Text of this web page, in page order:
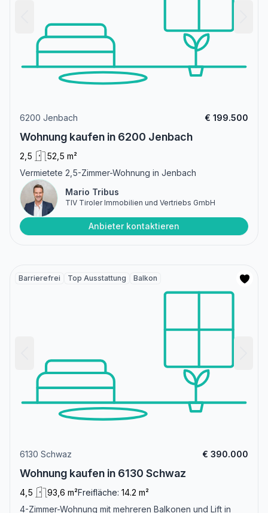
6200 Jenbach € 199.500
Wohnung kaufen in 6200 Jenbach
2,5
52,5 m²
Vermietete 2,5-Zimmer-Wohnung in Jenbach
Mario Tribus
TIV Tiroler Immobilien und Vertriebs GmbH
Anbieter kontaktieren
Barrierefrei Top Ausstattung Balkon
6130 Schwaz € 390.000
Wohnung kaufen in 6130 Schwaz
4,5 93,6 m²Freifläche: 14.2 m²
4-Zimmer-Wohnung mit mehreren Balkonen und Lift in